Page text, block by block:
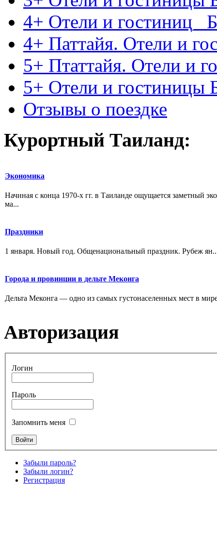
4+ Отели и гостиниц_
4+ Паттайя. Отели и
5+ Птаттайя. Отели и
5+ Отели и гостиницы
Отзывы о поездке
Курортный Таиланд:
Экономика
Начиная с конца 1970-х гг. в Таиланде ощущается заметный
ма...
Праздники
1 января. Новый год. Общенациональный праздник. Рубеж
Города и провинции в дельте Меконга
Дельта Меконга — одно из самых густонаселенных мест в
Авторизация
Логин
Пароль
Запомнить меня
Забыли пароль?
Забыли логин?
Регистрация